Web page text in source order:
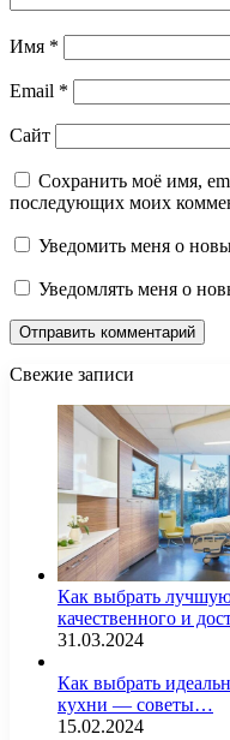
Имя *
Email *
Сайт
Сохранить моё имя,
последующих моих
Уведомить меня о
Уведомлять меня о
Свежие записи
Как выбрать
качественного и
31.03.2024
Как выбрать
кухни — советы…
15.02.2024